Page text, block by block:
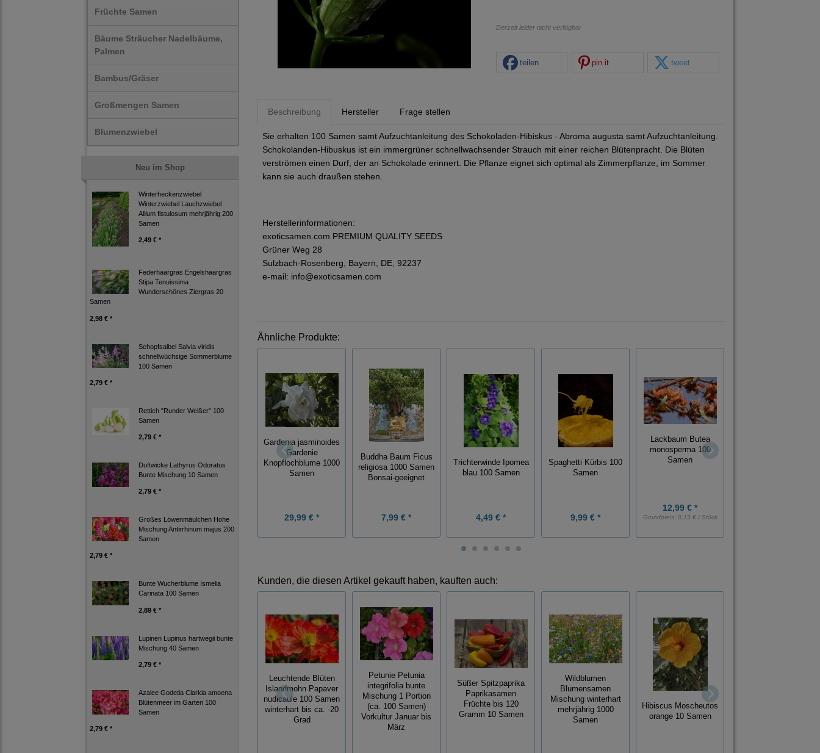
Früchte Samen
Bäume Sträucher Nadelbäume,
Palmen
Bambus/Gräser
Großmengen Samen
Blumenzwiebel
Neu im Shop
Winterheckenzwiebel
Winterzwiebel Lauchzwiebel
Allium fistulosum mehrjährig 200
Samen
2,49 € *
Federhaargras Engelshaargras
Stipa Tenuissima
Wunderschönes Ziergras 20
Samen
2,98 € *
Schopfsalbei Salvia viridis
schnellwüchsige Sommerblume
100 Samen
2,79 € *
Rettich "Runder Weißer" 100
Samen
2,79 € *
Duftwicke Lathyrus Odoratus
Bunte Mischung 10 Samen
2,79 € *
Großes Löwenmäulchen Hohe
Mischung Antirrhinum majus 200
Samen
2,79 € *
Bunte Wucherblume Ismelia
Carinata 100 Samen
2,89 € *
Lupinen Lupinus hartwegii bunte
Mischung 40 Samen
2,79 € *
Azalee Godetia Clarkia amoena
Blütenmeer im Garten 100
Samen
2,79 € *
Derzeit leider nicht verfügbar
teilen pin it tweet
Beschreibung Hersteller Frage stellen
Sie erhalten 100 Samen samt Aufzuchtanleitung des Schokoladen-Hibiskus - Abroma augusta samt Aufzuchtanleitung.
Schokolanden-Hibuskus ist ein immergrüner schnellwachsender Strauch mit einer reichen Blütenpracht. Die Blüten
verströmen einen Durf, der an Schokolade erinnert. Die Pflanze eignet sich optimal als Zimmerpflanze, im Sommer
kann sie auch draußen stehen.
Herstellerinformationen:
exoticsamen.com PREMIUM QUALITY SEEDS
Grüner Weg 28
Sulzbach-Rosenberg, Bayern, DE, 92237
e-mail: info@exoticsamen.com
Ähnliche Produkte:
Gardenia jasminoides
Gardenie
Knopflochblume 1000
Samen
29,99 € *
Buddha Baum Ficus
religiosa 1000 Samen
Bonsai-geeignet
7,99 € *
Trichterwinde Ipomea
blau 100 Samen
4,49 € *
Spaghetti Kürbis 100
Samen
9,99 € *
Lackbaum Butea
monosperma 100
Samen
12,99 € *
Grundpreis: 0,13 € / Stück
Kunden, die diesen Artikel gekauft haben, kauften auch:
Leuchtende Blüten
Islandmohn Papaver
nudicaule 100 Samen
winterhart bis ca. -20
Grad
Petunie Petunia
integrifolia bunte
Mischung 1 Portion
(ca. 100 Samen)
Vorkultur Januar bis
März
Süßer Spitzpaprika
Paprikasamen
Früchte bis 120
Gramm 10 Samen
Wildblumen
Blumensamen
Mischung winterhart
mehrjährig 1000
Samen
Hibiscus Moscheutos
orange 10 Samen